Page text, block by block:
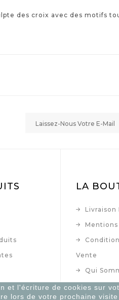
des croix avec des motifs
LA
Livraison
Vente
Qui
et l'écriture de cookies sur
lors de votre prochaine